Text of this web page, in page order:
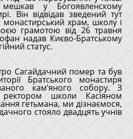
у Богоявленскому
Він відвідав зведений тут
монастирський храм, школу і
грамотою від 26 травня
надав Києво-Братському
статус.
Сагайдачний помер та був
Братського монастиря
кам’яного собору. З
ректором школи Касіяном
гетьмана, ми дізнаємося,
стояло двадцять учнів